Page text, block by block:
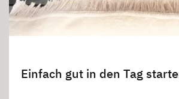
Einfach gut in den Tag